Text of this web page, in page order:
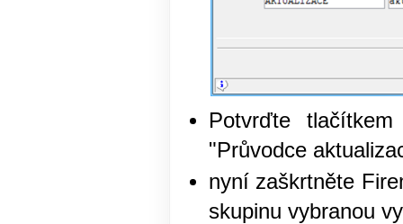
Potvrďte
"Průvodce
nyní zaškrtněte
skupinu vybranou